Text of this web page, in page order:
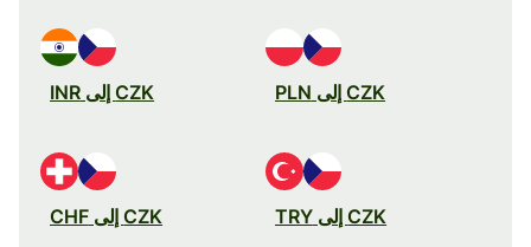
CZK إلى PLN CZK إلى INR
CZK إلى TRY CZK إلى CHF